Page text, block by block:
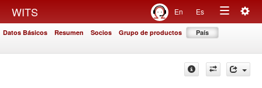
WITS En Es
Toggle
Datos Básicos Resumen Socios Grupo de productos País